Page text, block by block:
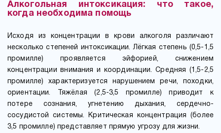
Алкогольная интоксикация: что такое,
когда необходима помощь
Исходя из концентрации в крови алкоголя различают
несколько степеней интоксикации. Лёгкая степень (0,5-1,5
промилле) проявляется эйфорией, снижением
концентрации внимания и координации. Средняя (1,5-2,5
промилле) характеризуется нарушением речи, походки,
ориентации. Тяжёлая (2,5-3,5 промилле) приводит к
потере сознания, угнетению дыхания, сердечно-
сосудистой системы. Критическая концентрация (более
3,5 промилле) представляет прямую угрозу для жизни.